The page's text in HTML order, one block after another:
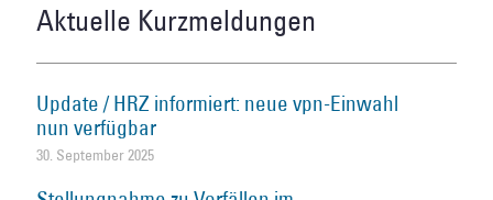
Aktuelle Kurzmeldungen
Update / HRZ informiert: neue vpn-Einwahl
nun verfügbar
30. September 2025